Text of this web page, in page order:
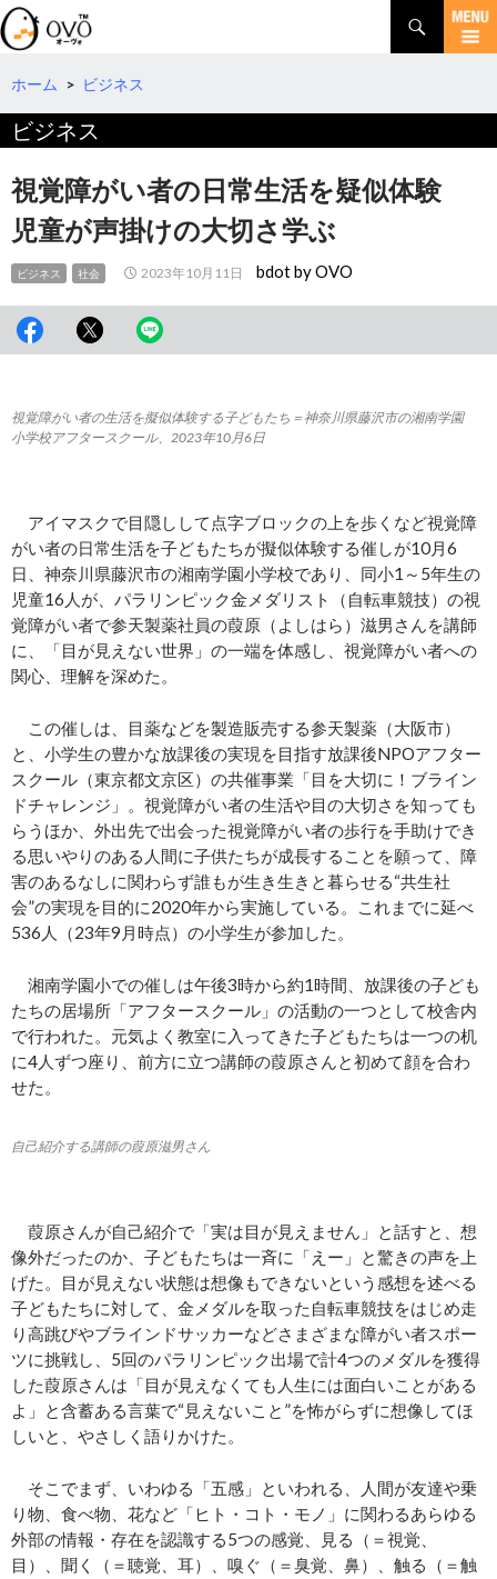
検
索
コ
テ
へ
移
動
ホーム > ビジネス
ビジネス
視覚障がい者の日常生活を疑似体験
児童が声掛けの大切さ学ぶ
ビジネス 社会 2023年10月11日 bdot by OVO
視覚障がい者の生活を擬似体験する子どもたち＝神奈川県藤沢市の湘南学園
小学校アフタースクール、2023年10月6日
アイマスクで目隠しして点字ブロックの上を歩くなど視覚障
がい者の日常生活を子どもたちが擬似体験する催しが10月6
日、神奈川県藤沢市の湘南学園小学校であり、同小1～5年生の
児童16人が、パラリンピック金メダリスト（自転車競技）の視
覚障がい者で参天製薬社員の葭原（よしはら）滋男さんを講師
に、「目が見えない世界」の一端を体感し、視覚障がい者への
関心、理解を深めた。
この催しは、目薬などを製造販売する参天製薬（大阪市）
と、小学生の豊かな放課後の実現を目指す放課後NPOアフター
スクール（東京都文京区）の共催事業「目を大切に！ブライン
ドチャレンジ」。視覚障がい者の生活や目の大切さを知っても
らうほか、外出先で出会った視覚障がい者の歩行を手助けでき
る思いやりのある人間に子供たちが成長することを願って、障
害のあるなしに関わらず誰もが生き生きと暮らせる“共生社
会”の実現を目的に2020年から実施している。これまでに延べ
536人（23年9月時点）の小学生が参加した。
湘南学園小での催しは午後3時から約1時間、放課後の子ども
たちの居場所「アフタースクール」の活動の一つとして校舎内
で行われた。元気よく教室に入ってきた子どもたちは一つの机
に4人ずつ座り、前方に立つ講師の葭原さんと初めて顔を合わ
せた。
自己紹介する講師の葭原滋男さん
葭原さんが自己紹介で「実は目が見えません」と話すと、想
像外だったのか、子どもたちは一斉に「えー」と驚きの声を上
げた。目が見えない状態は想像もできないという感想を述べる
子どもたちに対して、金メダルを取った自転車競技をはじめ走
り高跳びやブラインドサッカーなどさまざまな障がい者スポー
ツに挑戦し、5回のパラリンピック出場で計4つのメダルを獲得
した葭原さんは「目が見えなくても人生には面白いことがある
よ」と含蓄ある言葉で“見えないこと”を怖がらずに想像してほ
しいと、やさしく語りかけた。
そこでまず、いわゆる「五感」といわれる、人間が友達や乗
り物、食べ物、花など「ヒト・コト・モノ」に関わるあらゆる
外部の情報・存在を認識する5つの感覚、見る（＝視覚、
目）、聞く（＝聴覚、耳）、嗅ぐ（＝臭覚、鼻）、触る（＝触